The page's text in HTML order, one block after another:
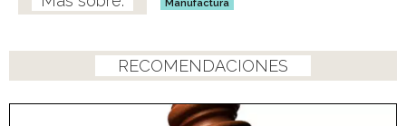
Manufactura
RECOMENDACIONES